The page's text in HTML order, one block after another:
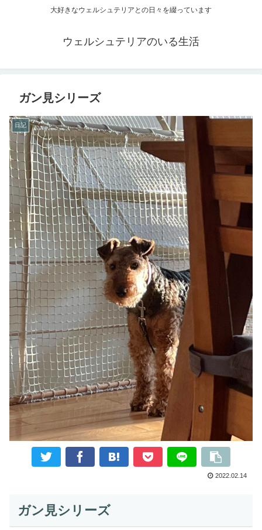
大好きなウェルシュテリアとの日々を綴っています
ウェルシュテリアのいる生活
ガン見シリーズ
日記
2022.02.14
ガン見シリーズ